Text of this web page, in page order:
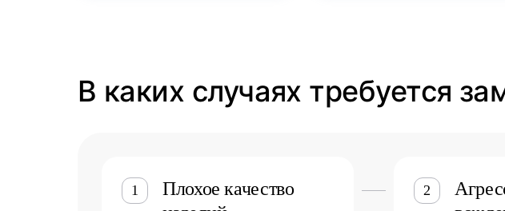
В каких случаях требуется
1
Плохое качество
2